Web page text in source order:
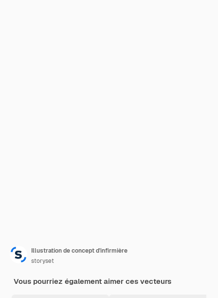
Illustration de concept d'infirmière
storyset
Vous pourriez également aimer ces vecteurs